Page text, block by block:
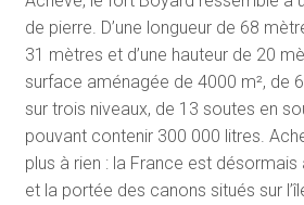
de pierre. D’une longueur de 68
31 mètres et d’une hauteur de 20
surface aménagée de 4000 m², de
sur trois niveaux, de 13 soutes en
pouvant contenir 300 000 litres.
plus à rien : la France est désormais
et la portée des canons situés sur